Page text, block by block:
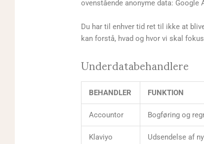
ovenstående anonyme data: Google
Du har til enhver tid ret til ikke at
kan forstå, hvad og hvor vi skal
Underdatabehandlere
BEHANDLER FUNKTION
Accountor Bogføring og
Klaviyo Udsendelse af